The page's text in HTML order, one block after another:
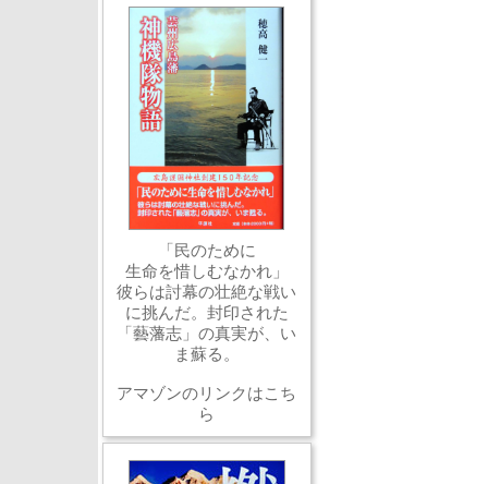
「民のために
生命を惜しむなかれ」
彼らは討幕の壮絶な戦い
に挑んだ。封印された
「藝藩志」の真実が、い
ま蘇る。
アマゾンのリンクはこち
ら